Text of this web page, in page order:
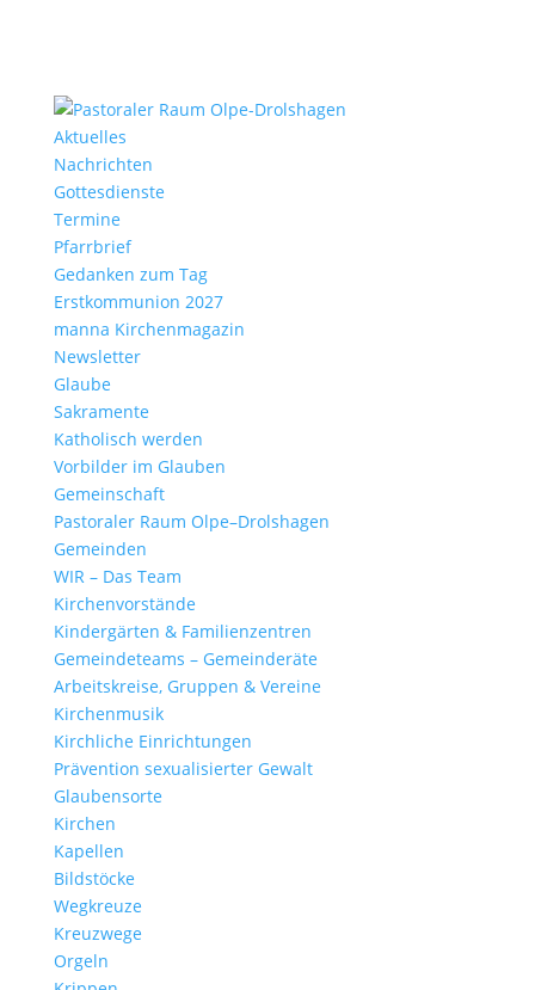
Aktu­elles
Nach­richten
Gottes­dienste
Termine
Pfarr­brief
Gedanken zum Tag
Erst­kom­mu­nion 2027
manna Kirchen­ma­gazin
News­letter
Glaube
Sakra­mente
Katho­lisch werden
Vorbilder im Glauben
Gemein­schaft
Pasto­raler Raum Olpe–Drolshagen
Gemeinden
WIR – Das Team
Kirchen­vor­stände
Kinder­gärten & Familienzentren
Gemein­de­teams – Gemeinderäte
Arbeits­kreise, Gruppen & Vereine
Kirchen­musik
Kirch­liche Einrichtungen
Präven­tion sexua­li­sierter Gewalt
Glau­ben­s­orte
Kirchen
Kapellen
Bild­stöcke
Wegkreuze
Kreuz­wege
Orgeln